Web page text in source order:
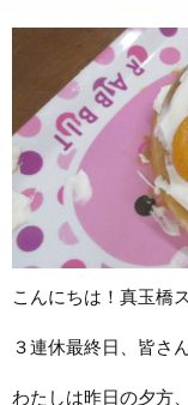
こんにちは！真玉橋
３連休最終日、皆さ
わたしは昨日の夕方